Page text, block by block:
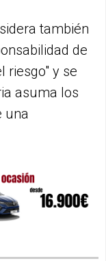
también
de
riesgo" y se
asuma los
una